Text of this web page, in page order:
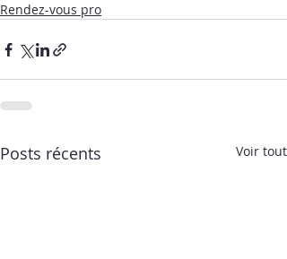
Rendez-vous pro
Posts récents Voir tout